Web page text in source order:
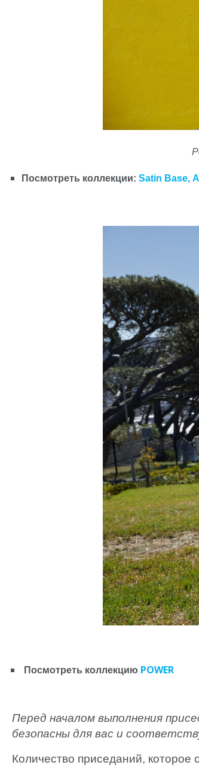
Посмотреть коллекции: Satin Base,
Посмотреть коллекцию POWER
Перед началом выполнения
безопасны для вас и
Количество приседаний, которое